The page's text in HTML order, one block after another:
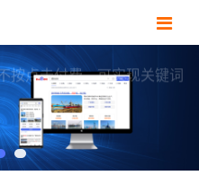
点击付费，可实现关键词